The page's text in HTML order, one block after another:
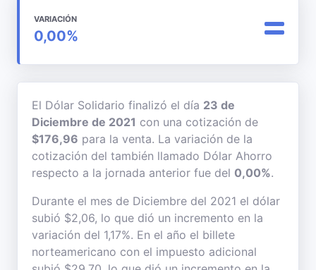
VARIACIÓN
0,00%
El Dólar Solidario finalizó el día 23 de
Diciembre de 2021 con una cotización de
$176,96 para la venta. La variación de la
cotización del también llamado Dólar Ahorro
respecto a la jornada anterior fue del 0,00%.
Durante el mes de Diciembre del 2021 el dólar
subió $2,06, lo que dió un incremento en la
variación del 1,17%. En el año el billete
norteamericano con el impuesto adicional